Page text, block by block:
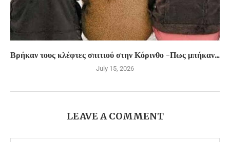
Βρήκαν τους κλέφτες σπιτιού στην Κόρινθο -Πως μπήκαν...
July 15, 2026
LEAVE A COMMENT